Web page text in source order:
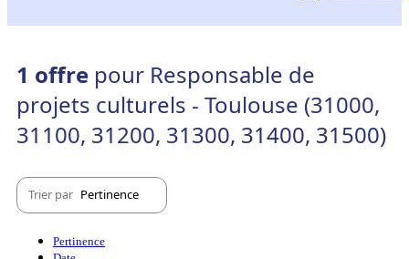
1 offre pour Responsable de
projets culturels - Toulouse (31000,
31100, 31200, 31300, 31400, 31500)
Trier par Pertinence
Pertinence